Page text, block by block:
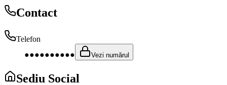
Contact
Telefon
●●●●●●●●●●
Vezi numărul
Sediu Social